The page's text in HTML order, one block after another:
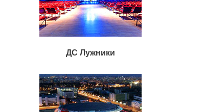
ДС Лужники